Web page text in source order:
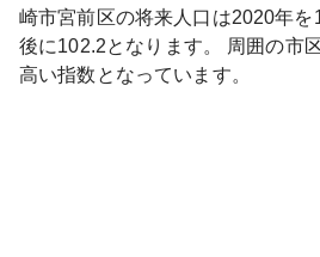
崎市宮前区の将来人口は2020年を
後に102.2となります。 周囲の市
高い指数となっています。